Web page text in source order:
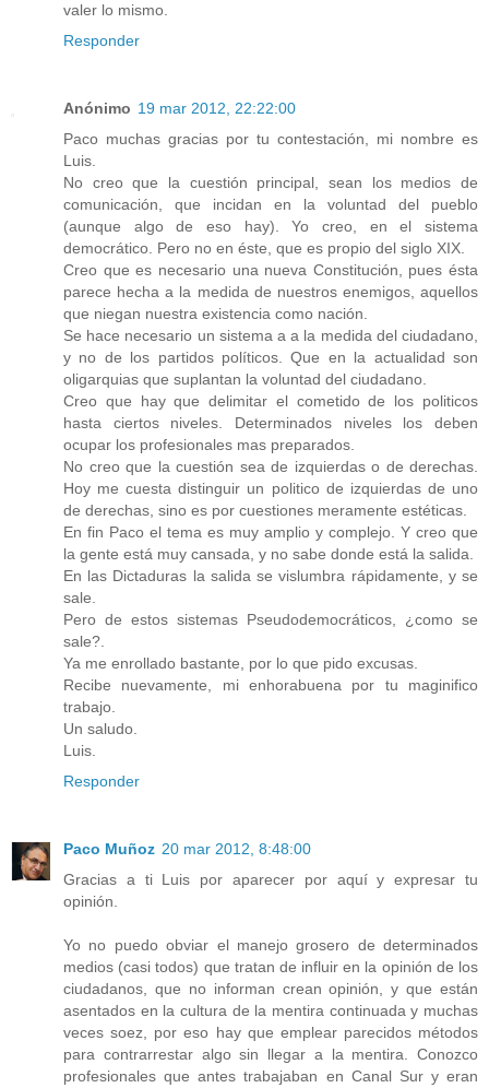
valer lo mismo.
Responder
Anónimo 19 mar 2012, 22:22:00
Paco muchas gracias por tu contestación, mi nombre es
Luis.
No creo que la cuestión principal, sean los medios de
comunicación, que incidan en la voluntad del pueblo
(aunque algo de eso hay). Yo creo, en el sistema
democrático. Pero no en éste, que es propio del siglo XIX.
Creo que es necesario una nueva Constitución, pues ésta
parece hecha a la medida de nuestros enemigos, aquellos
que niegan nuestra existencia como nación.
Se hace necesario un sistema a a la medida del ciudadano,
y no de los partidos políticos. Que en la actualidad son
oligarquias que suplantan la voluntad del ciudadano.
Creo que hay que delimitar el cometido de los politicos
hasta ciertos niveles. Determinados niveles los deben
ocupar los profesionales mas preparados.
No creo que la cuestión sea de izquierdas o de derechas.
Hoy me cuesta distinguir un politico de izquierdas de uno
de derechas, sino es por cuestiones meramente estéticas.
En fin Paco el tema es muy amplio y complejo. Y creo que
la gente está muy cansada, y no sabe donde está la salida.
En las Dictaduras la salida se vislumbra rápidamente, y se
sale.
Pero de estos sistemas Pseudodemocráticos, ¿como se
sale?.
Ya me enrollado bastante, por lo que pido excusas.
Recibe nuevamente, mi enhorabuena por tu maginifico
trabajo.
Un saludo.
Luis.
Responder
Paco Muñoz 20 mar 2012, 8:48:00
Gracias a ti Luis por aparecer por aquí y expresar tu
opinión.
Yo no puedo obviar el manejo grosero de determinados
medios (casi todos) que tratan de influir en la opinión de los
ciudadanos, que no informan crean opinión, y que están
asentados en la cultura de la mentira continuada y muchas
veces soez, por eso hay que emplear parecidos métodos
para contrarrestar algo sin llegar a la mentira. Conozco
profesionales que antes trabajaban en Canal Sur y eran